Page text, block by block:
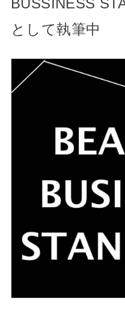
BUSSINESS
として執筆中